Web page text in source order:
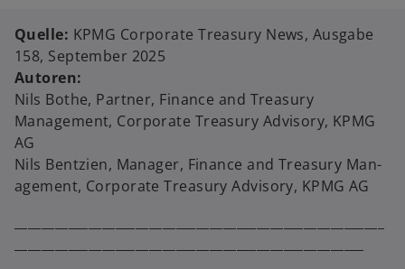
Quelle: KPMG Corporate Treasury News, Ausgabe
158, September 2025
Autoren:
Nils Bothe, Partner, Finance and Treasury
Management, Corporate Treasury Advisory, KPMG
AG
Nils Bentzien, Manager, Finance and Treasury Man-
agement, Corporate Treasury Advisory, KPMG AG